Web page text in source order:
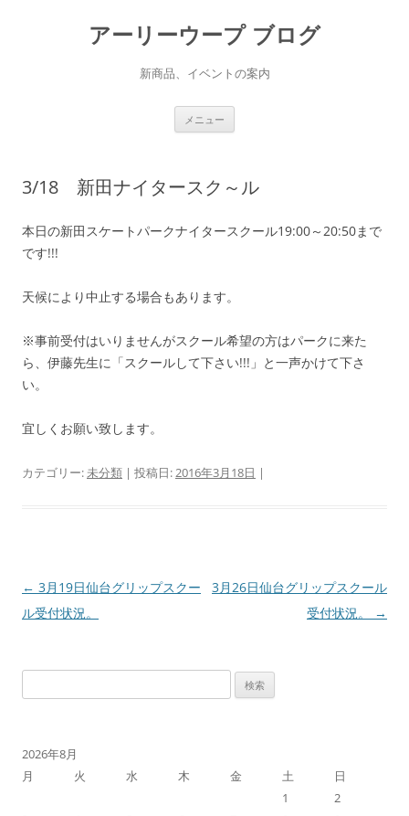
アーリーウープ ブログ
新商品、イベントの案内
メニュー
ス
プ
3/18 新田ナイタースク～ル
本日の新田スケートパークナイタースクール19:00～20:50まで
です!!!
天候により中止する場合もあります。
※事前受付はいりませんがスクール希望の方はパークに来た
ら、伊藤先生に「スクールして下さい!!!」と一声かけて下さ
い。
宜しくお願い致します。
カテゴリー:未分類 | 投稿日:2016年3月18日 |
投
稿
← 3月19日仙台グリップスクー
ル受付状況。
3月26日仙台グリップスクール
受付状況。
→
索:
2026年8月
月
火 水 木 金 土
日
1
2